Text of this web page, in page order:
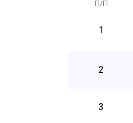
П/П
1
2
3